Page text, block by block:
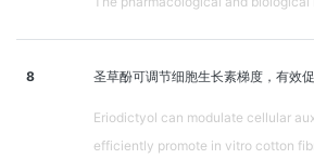
8 圣草酚可调节细胞生长素梯度，有效
Eriodictyol can modulate cellular
efficiently promote in vitro cotton